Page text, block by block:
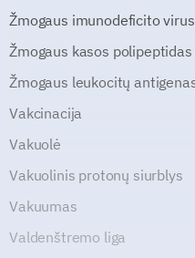
Žmogaus imunodeficito
Žmogaus kasos polipeptidas
Žmogaus leukocitų
Vakcinacija
Vakuolė
Vakuolinis protonų siurblys
Vakuumas
Valdenštremo liga